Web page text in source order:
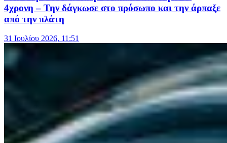
4χρονη – Την δάγκωσε στο πρόσωπο και την άρπαξε
από την πλάτη
31 Ιουλίου 2026, 11:51